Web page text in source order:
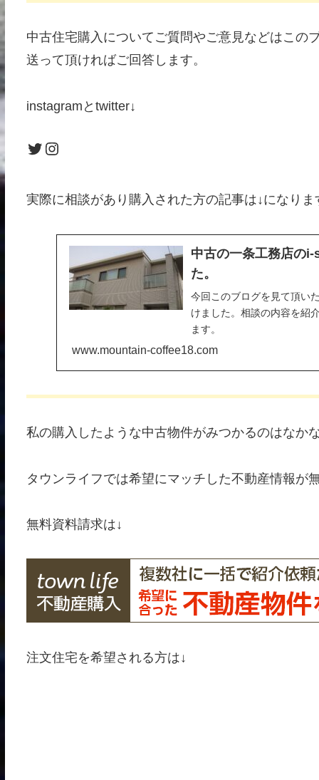
中古住宅購入についてご質問やご意見などはこの
送って頂ければご回答します。
instagramとtwitter↓
Twitter
Instagram
実際に相談があり購入された方の記事は↓になりま
中古の一条工務店の
た。
今回このブログを見て頂い
けました。相談の内容を紹
ます。
www.mountain-coffee18.com
私の購入したような中古物件がみつかるのはなか
タウンライフでは希望にマッチした不動産情報が
無料資料請求は↓
注文住宅を希望される方は↓